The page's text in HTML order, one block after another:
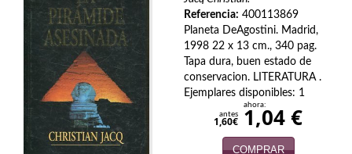
Infantil y juvenil
Infantil y juvenil. Nuevo!!
Infantil y juvenil. Nuevo!!!
Informática
Literatura fantástica
Referencia: 400113869
Planeta DeAgostini. Madrid,
1998 22 x 13 cm., 340 pag.
Tapa dura, buen estado de
conservacion. LITERATURA .
Ejemplares disponibles: 1
antes
1,60€
ahora:
1,04 €
COMPRAR